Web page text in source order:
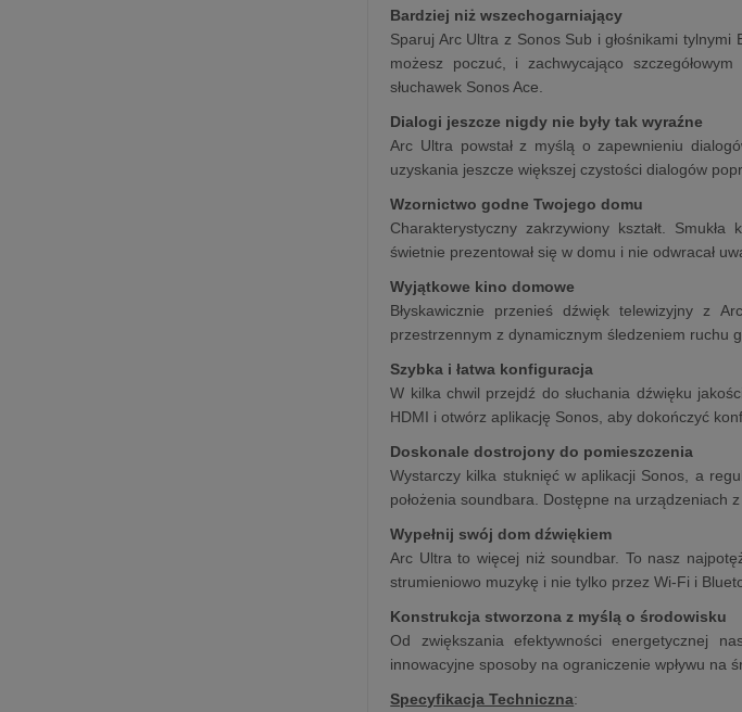
Bardziej niż wszechogarniający
Sparuj Arc Ultra z Sonos Sub i głośnikami
możesz poczuć, i zachwycająco
słuchawek Sonos Ace.
Dialogi jeszcze nigdy nie były tak wyraźne
Arc Ultra powstał z myślą o zapewnieniu
uzyskania jeszcze większej czystości dialogów
Wzornictwo godne Twojego domu
Charakterystyczny zakrzywiony kształt.
świetnie prezentował się w domu i nie odwracał
Wyjątkowe kino domowe
Błyskawicznie przenieś dźwięk telewizyjny z
przestrzennym z dynamicznym śledzeniem ruchu
Szybka i łatwa konfiguracja
W kilka chwil przejdź do słuchania dźwięku
HDMI i otwórz aplikację Sonos, aby dokończyć
Doskonale dostrojony do pomieszczenia
Wystarczy kilka stuknięć w aplikacji Sonos, a
położenia soundbara. Dostępne na urządzeniach
Wypełnij swój dom dźwiękiem
Arc Ultra to więcej niż soundbar. To nasz
strumieniowo muzykę i nie tylko przez Wi-Fi i
Konstrukcja stworzona z myślą o środowisku
Od zwiększania efektywności energetycznej
innowacyjne sposoby na ograniczenie wpływu na
Specyfikacja Techniczna: